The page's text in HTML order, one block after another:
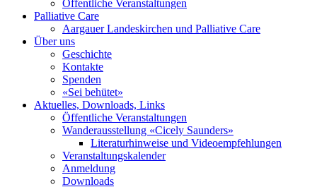
Öffentliche Veranstaltungen
Palliative Care
Aargauer Landeskirchen und Palliative Care
Über uns
Geschichte
Kontakte
Spenden
«Sei behütet»
Aktuelles, Downloads, Links
Öffentliche Veranstaltungen
Wanderausstellung «Cicely Saunders»
Literaturhinweise und Videoempfehlungen
Veranstaltungskalender
Anmeldung
Downloads